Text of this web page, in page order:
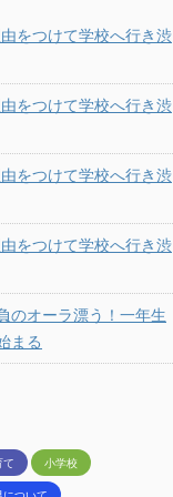
をつけて学校へ行き渋
をつけて学校へ行き渋
をつけて学校へ行き渋
をつけて学校へ行き渋
のオーラ漂う！一年生
まる
て 小学校